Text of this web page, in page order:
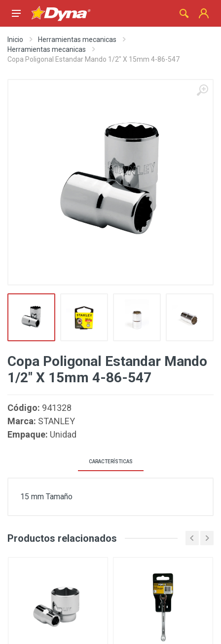
Inicio
Herramientas mecanicas
Herramientas mecanicas
Copa Poligonal Estandar Mando 1/2" X 15mm 4-86-547
Copa Poligonal Estandar Mando
1/2" X 15mm 4-86-547
Código: 941328
Marca: STANLEY
Empaque: Unidad
CARACTERÍSTICAS
15 mm Tamaño
Productos relacionados